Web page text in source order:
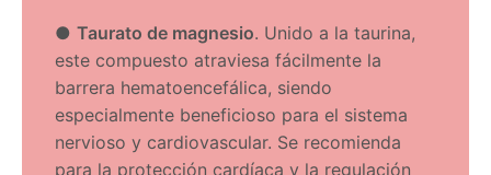
●Taurato de magnesio. Unido a la taurina,
este compuesto atraviesa fácilmente la
barrera hematoencefálica, siendo
especialmente beneficioso para el sistema
nervioso y cardiovascular. Se recomienda
para la protección cardíaca y la regulación